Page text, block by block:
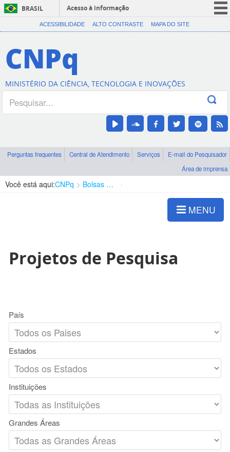
BRASIL
Acesso à informação
CORONAVÍRUS (COVID-19)
Canais
ACESSIBILIDADE ALTO CONTRASTE MAPA DO SITE
CNPq
MINISTÉRIO DA CIÊNCIA, TECNOLOGIA E INOVAÇÕES
Perguntas frequentes Central de Atendimento Serviços
E-mail do Pesquisador
Área de imprensa
Você está aqui:CNPq Bolsas e Auxílios Vigentes
MENU
Projetos de Pesquisa
País
Estados
Instituições
Grandes Áreas